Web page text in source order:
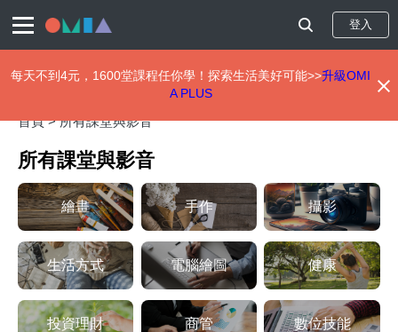
登入
每天不到4元，1600堂課程任你學！探索生活美好可能>>升級OMI
A PLUS
首頁 >所有課堂與影音
所有課堂與影音
繪畫 手作 攝影
生活方式 電腦繪圖 健康
投資理財 商管 數位技能